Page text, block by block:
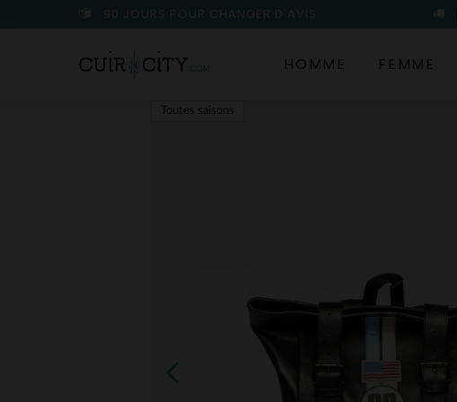
90 JOURS POUR CHANGER D'AVIS
HOMME FEMME
Toutes saisons